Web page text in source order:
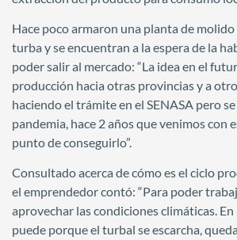
Hace poco armaron una planta de
turba y se encuentran a la espera de la
poder salir al mercado: “La idea en el
producción hacia otras provincias y a
haciendo el trámite en el SENASA pero
pandemia, hace 2 años que venimos con
punto de conseguirlo”.
Consultado acerca de cómo es el ciclo
el emprendedor contó: “Para poder
aprovechar las condiciones climáticas.
puede porque el turbal se escarcha,